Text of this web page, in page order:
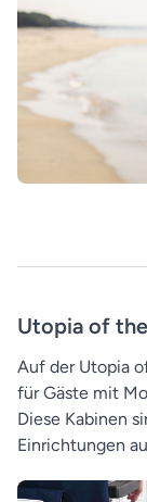
Utopia of
Auf der Utopia
für Gäste mit
Diese Kabinen
Einrichtungen